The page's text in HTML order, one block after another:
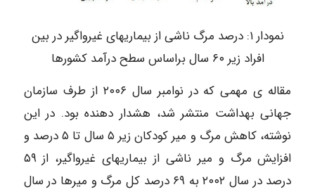
نمودار ۱: درصد مرگ ناشی از بیماریهای غیرواگیر در بین
افراد زیر ۶۰ سال براساس سطح درآمد کشورها
مقاله ی مهمی که در نوامبر سال ۲۰۰۶ از طرف سازمان
جهانی بهداشت منتشر شد، هشدار دهنده بود. در این
نوشته، کاهش مرگ و میر کودکان زیر ۵ سال تا ۵ درصد و
افزایش مرگ و میر ناشی از بیماریهای غیرواگیر، از ۵۹
درصد در سال ۲۰۰۲ به ۶۹ درصد کل مرگ و میرها در سال